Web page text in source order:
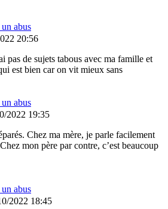
abus
20:56
pas de sujets tabous avec ma famille et
est bien car on vit mieux sans
abus
2022 19:35
Chez ma mère, je parle facilement
mon père par contre, c’est beaucoup
abus
2022 18:45